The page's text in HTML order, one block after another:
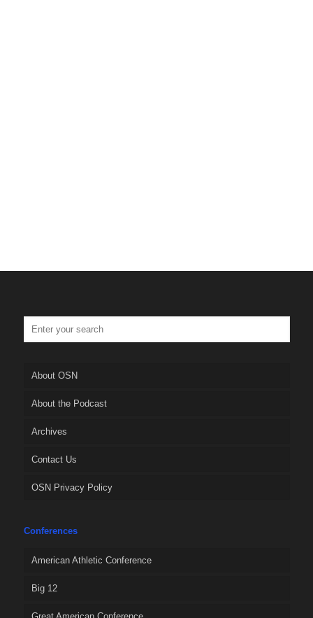
About OSN
About the Podcast
Archives
Contact Us
OSN Privacy Policy
Conferences
American Athletic Conference
Big 12